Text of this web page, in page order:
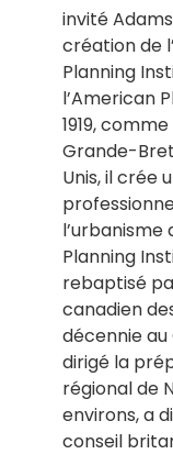
invité
création de
Planning
l’American
1919,
Grande-
Unis, il crée
l’urbanisme
Planning
rebaptisé
canadien
décennie au
dirigé la
régional de
environs, a
conseil